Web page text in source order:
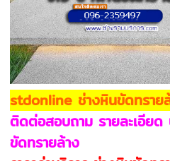
stdonline ช่างหินขัดทรา
ติดต่อสอบถาม รายละเอียด
ขัดทรายล้าง